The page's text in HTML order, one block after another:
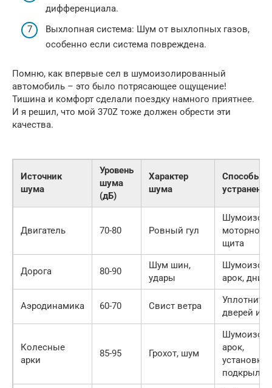
дифференциала.
Выхлопная система: Шум от выхлопных газов,
особенно если система повреждена.
Помню, как впервые сел в шумоизолированный
автомобиль – это было потрясающее ощущение!
Тишина и комфорт сделали поездку намного приятнее.
И я решил, что мой 370Z тоже должен обрести эти
качества.
Источник
шума
Уровень
шума
(дБ)
Характер
шума
Способы
устранения
Двигатель 70-80 Ровный гул
моторного
щита
Дорога 80-90
Шум шин,
удары
арок,
Аэродинамика 60-70 Свист ветра
дверей и
Колесные
арки
85-95 Грохот, шум
арок,
установка